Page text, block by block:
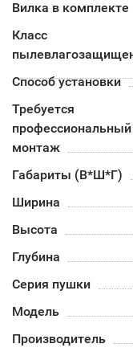
Вилка в комплекте
Класс
Способ установки
Требуется
профессиональный
монтаж
Габариты (В*Ш*Г)
Ширина
Высота
Глубина
Серия пушки
Модель
Производитель